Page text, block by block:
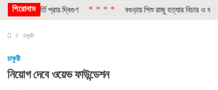
শিরোনাম
চাপ, ভর্তি প্রায় দ্বিগুণ * * * * বগুড়ায় শিশু রাজু হত্যার বিচার ও ফাঁসির
চাকুরী
চাকুরী
নিয়োগ দেবে ওয়েভ ফাউন্ডেশন